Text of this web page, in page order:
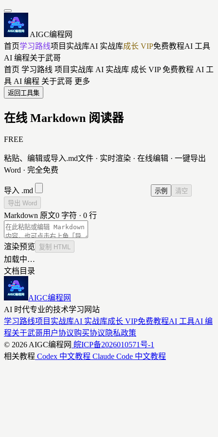
AIGC编程网
首页学习路线项目实战库AI 实战库成长 VIP免费教程AI 工具
AI 编程关于武哥
首页 学习路线 项目实战库 AI 实战库 成长 VIP免费教程 AI 工
具 AI 编程 关于武哥 更多
返回工具集
在线 Markdown 阅读器
FREE
粘贴、编辑或导入.md文件 · 实时渲染 · 在线编辑 · 一键导出
Word · 完全免费
导入 .md 示例
清空
导出 Word
Markdown 原文0 字符 · 0 行
渲染预览 复制 HTML
加载中…
文档目录
AIGC编程网
AI 时代专业的技术学习网站
学习路线项目实战库AI 实战库成长 VIP免费教程AI 工具AI 编
程关于武哥用户协议购买协议 隐私政策
© 2026 AIGC编程网 皖ICP备2026010571号-1
相关教程 Codex 中文教程 Claude Code 中文教程